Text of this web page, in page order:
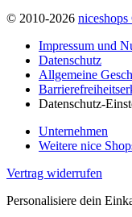
© 2010-2026
Impressum und
Datenschutz
Allgemeine
Datenschutz-
Unternehmen
Weitere nice
Vertrag widerrufen
Personalisiere dein